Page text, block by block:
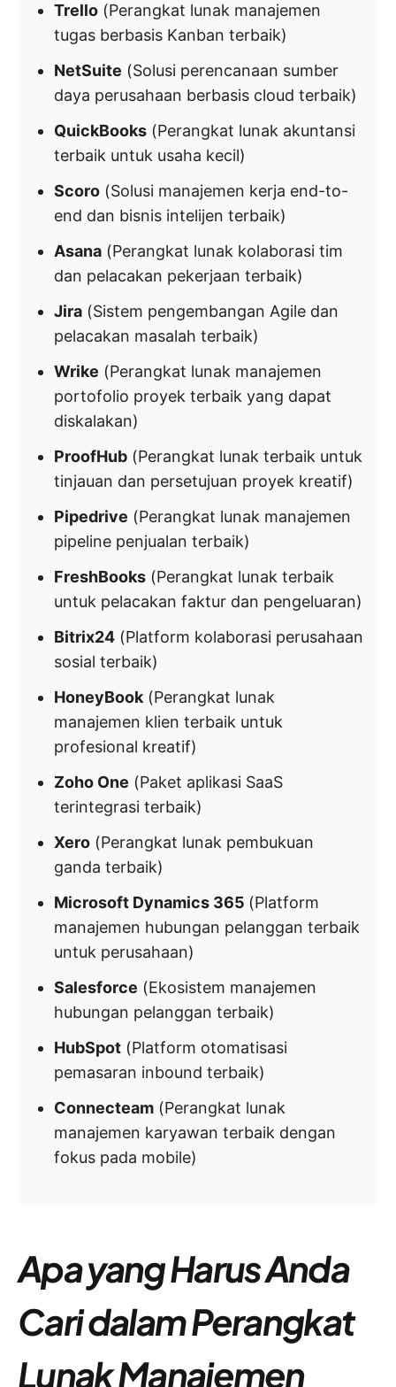
Trello (Perangkat lunak manajemen
tugas berbasis Kanban terbaik)
NetSuite (Solusi perencanaan sumber
daya perusahaan berbasis cloud terbaik)
QuickBooks (Perangkat lunak akuntansi
terbaik untuk usaha kecil)
Scoro (Solusi manajemen kerja end-to-
end dan bisnis intelijen terbaik)
Asana (Perangkat lunak kolaborasi tim
dan pelacakan pekerjaan terbaik)
Jira (Sistem pengembangan Agile dan
pelacakan masalah terbaik)
Wrike (Perangkat lunak manajemen
portofolio proyek terbaik yang dapat
diskalakan)
ProofHub (Perangkat lunak terbaik untuk
tinjauan dan persetujuan proyek kreatif)
Pipedrive (Perangkat lunak manajemen
pipeline penjualan terbaik)
FreshBooks (Perangkat lunak terbaik
untuk pelacakan faktur dan pengeluaran)
Bitrix24 (Platform kolaborasi perusahaan
sosial terbaik)
HoneyBook (Perangkat lunak
manajemen klien terbaik untuk
profesional kreatif)
Zoho One (Paket aplikasi SaaS
terintegrasi terbaik)
Xero (Perangkat lunak pembukuan
ganda terbaik)
Microsoft Dynamics 365 (Platform
manajemen hubungan pelanggan terbaik
untuk perusahaan)
Salesforce (Ekosistem manajemen
hubungan pelanggan terbaik)
HubSpot (Platform otomatisasi
pemasaran inbound terbaik)
Connecteam (Perangkat lunak
manajemen karyawan terbaik dengan
fokus pada mobile)​​​​​​​​​​​​​​​​
Apa yang Harus Anda
Cari dalam Perangkat
Lunak Manajemen